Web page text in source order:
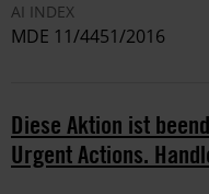
AI INDEX
MDE 11/4451/2016
Diese Aktion ist
Urgent Actions.